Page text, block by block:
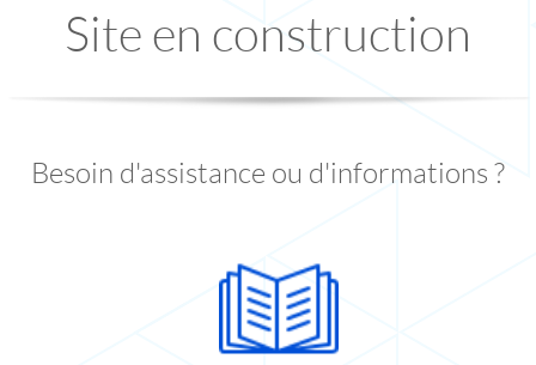
Site en construction
Besoin d'assistance ou d'informations ?